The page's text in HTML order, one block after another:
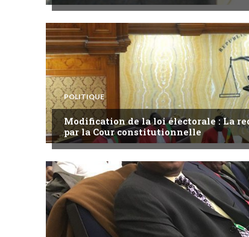
POLITIQUE
Modification de la loi électorale : La
par la Cour constitutionnelle